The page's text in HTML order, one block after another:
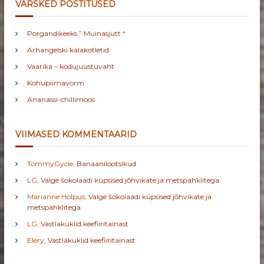
VÄRSKED POSTITUSED
Porgandikeeks ” Muinasjutt “
Arhangelski kalakotletid
Vaarika – kodujuustuvaht
Kohupiimavorm
Ananassi-chillimoos
VIIMASED KOMMENTAARID
TommyGycle Banaanilootsikud
LG ,Valge šokolaadi küpsised jõhvikate ja metspähklitega
Marianne Hölpus ,Valge šokolaadi küpsised jõhvikate ja
metspähklitega
LG ,Vastlakuklid keefiiritainast
Elery ,Vastlakuklid keefiiritainast